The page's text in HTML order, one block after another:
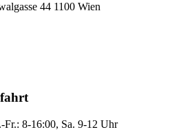
44 1100 Wien
8-16:00, Sa. 9-12 Uhr